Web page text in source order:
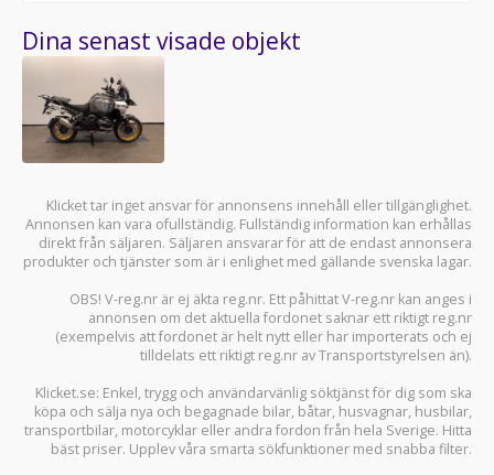
Dina senast visade objekt
Klicket tar inget ansvar för annonsens innehåll eller tillgänglighet.
Annonsen kan vara ofullständig. Fullständig information kan erhållas
direkt från säljaren. Säljaren ansvarar för att de endast annonsera
produkter och tjänster som är i enlighet med gällande svenska lagar.
OBS! V-reg.nr är ej äkta reg.nr. Ett påhittat V-reg.nr kan anges i
annonsen om det aktuella fordonet saknar ett riktigt reg.nr
(exempelvis att fordonet är helt nytt eller har importerats och ej
tilldelats ett riktigt reg.nr av Transportstyrelsen än).
Klicket.se: Enkel, trygg och användarvänlig söktjänst för dig som ska
köpa och sälja nya och begagnade bilar, båtar, husvagnar, husbilar,
transportbilar, motorcyklar eller andra fordon från hela Sverige. Hitta
bäst priser. Upplev våra smarta sökfunktioner med snabba filter.